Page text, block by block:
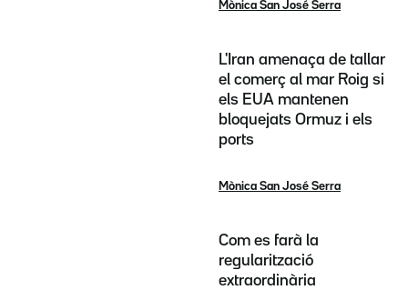
Mònica San José Serra
L'Iran amenaça de tallar
el comerç al mar Roig si
els EUA mantenen
bloquejats Ormuz i els
ports
Mònica San José Serra
Com es farà la
regularització
extraordinària